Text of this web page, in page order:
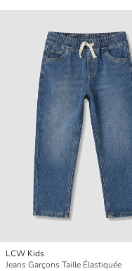
LCW Kids
Jeans Garçons Taille Élastiquée